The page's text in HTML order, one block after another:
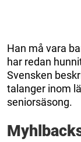
Han må vara
har redan
Svensken
talanger inom
seniorsäsong.